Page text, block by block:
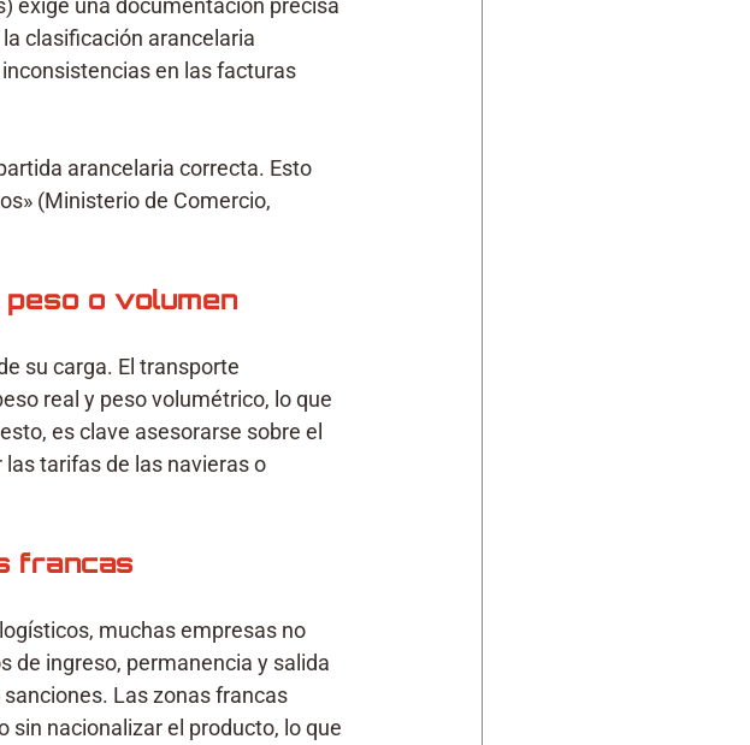
exige una documentación precisa
clasificación arancelaria
en las facturas
arancelaria correcta. Esto
(Ministerio de Comercio,
o volumen
su carga. El transporte
real y peso volumétrico, lo que
es clave asesorarse sobre el
tarifas de las navieras o
francas
muchas empresas no
de ingreso, permanencia y salida
Las zonas francas
nacionalizar el producto, lo que